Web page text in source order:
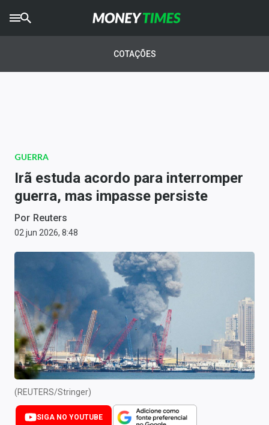
AGROTIMES
Newsletters
Anuncie
Últimas Notícias
Newsletters
Cotações
Comprar ou vender?
Carteiras Recomendadas
Central de Dividendos
Central de Fundos Imobiliários
COTAÇÕES
GUERRA
Irã estuda acordo para interromper
guerra, mas impasse persiste
Por Reuters
02 jun 2026, 8:48
(REUTERS/Stringer)
SIGA NO YOUTUBE